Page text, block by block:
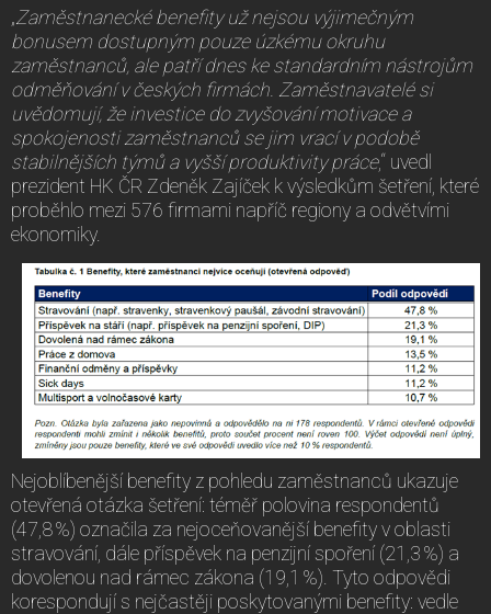
„Zaměstnanecké benefity už nejsou výjimečným
bonusem dostupným pouze úzkému okruhu
zaměstnanců, ale patří dnes ke standardním nástrojům
odměňování v českých firmách. Zaměstnavatelé si
uvědomují, že investice do zvyšování motivace a
spokojenosti zaměstnanců se jim vrací v podobě
stabilnějších týmů a vyšší produktivity práce,“ uvedl
prezident HK ČR Zdeněk Zajíček k výsledkům šetření, které
proběhlo mezi 576 firmami napříč regiony a odvětvími
ekonomiky.
Nejoblíbenější benefity z pohledu zaměstnanců ukazuje
otevřená otázka šetření: téměř polovina respondentů
(47,8 %) označila za nejoceňovanější benefity v oblasti
stravování, dále příspěvek na penzijní spoření (21,3 %) a
dovolenou nad rámec zákona (19,1 %). Tyto odpovědi
korespondují s nejčastěji poskytovanými benefity: vedle